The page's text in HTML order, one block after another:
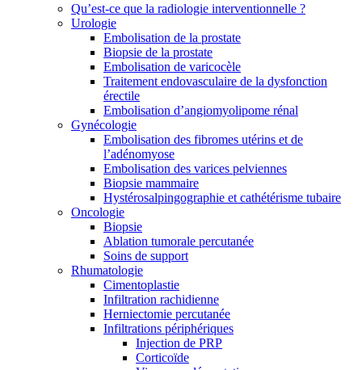
Qu’est-ce que la radiologie interventionnelle ?
Urologie
Embolisation de la prostate
Biopsie de la prostate
Embolisation de varicocèle
Traitement endovasculaire de la dysfonction
érectile
Embolisation d’angiomyolipome rénal
Gynécologie
Embolisation des fibromes utérins et de
l’adénomyose
Embolisation des varices pelviennes
Biopsie mammaire
Hystérosalpingographie et cathétérisme tubaire
Oncologie
Biopsie
Ablation tumorale percutanée
Soins de support
Rhumatologie
Cimentoplastie
Infiltration rachidienne
Herniectomie percutanée
Infiltrations périphériques
Injection de PRP
Corticoïde